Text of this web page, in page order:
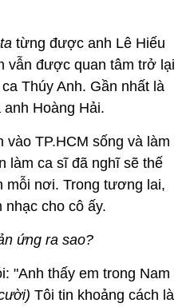
từng được anh Lê Hiếu
vẫn được quan tâm trở lại
Thúy Anh. Gần nhất là
Hoàng Hải.
vào TP.HCM sống và làm
làm ca sĩ đã nghĩ sẽ thế
mỗi nơi. Trong tương lai,
nhạc cho cô ấy.
ứng ra sao?
"Anh thấy em trong Nam
Tôi tin khoảng cách là